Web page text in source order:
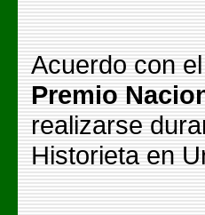
Acuerdo con el
Premio
realizarse
Historieta en